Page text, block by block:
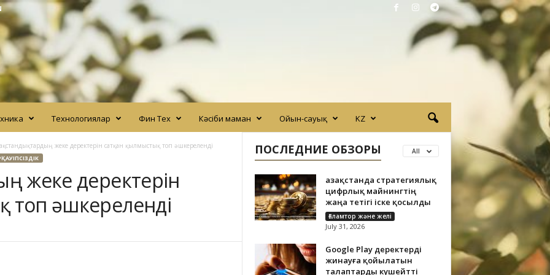
Технологиялар Фин Тех Кәсіби маман Ойын-сауық KZ
жеке деректерін сатқан қылмыстық топ әшкереленді
жеке деректерін
топ әшкереленді
ПОСЛЕДНИЕ ОБЗОРЫ All
Қазақстанда стратегиялық
цифрлық майнингтің
жаңа тетігі іске қосылды
Ғаламтор және желі
July 31, 2026
Google Play деректерді
жинауға қойылатын
талаптарды күшейтті